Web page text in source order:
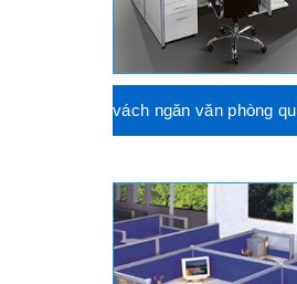
vách ngăn văn phòng